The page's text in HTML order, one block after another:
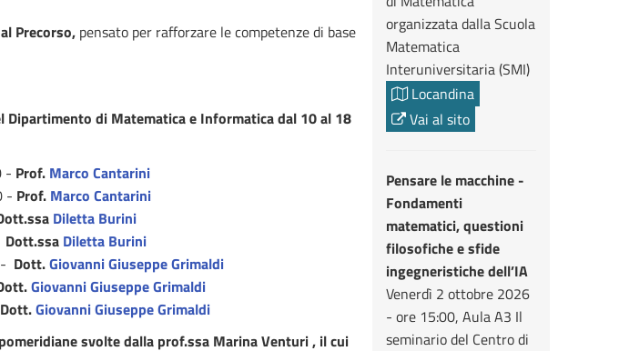
Precorso, pensato per rafforzare le competenze di base
Dipartimento di Matematica e Informatica dal 10 al 18
- Prof. Marco Cantarini
- Prof. Marco Cantarini
Diletta Burini
Dott.ssa Diletta Burini
Dott.Giovanni Giuseppe Grimaldi
Giovanni Giuseppe Grimaldi
Dott.Giovanni Giuseppe Grimaldi
svolte dalla prof.ssa Marina Venturi , il cui
organizzata dalla Scuola
Matematica
Interuniversitaria (SMI)
Locandina
Vai al sito
Pensare le macchine -
Fondamenti
matematici, questioni
filosofiche e sfide
ingegneristiche dell’IA
Venerdì 2 ottobre 2026
- ore 15:00, Aula A3 Il
seminario del Centro di